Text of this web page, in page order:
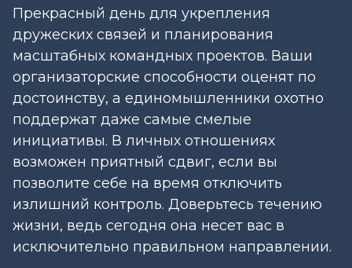
Прекрасный день для укрепления
дружеских связей и планирования
масштабных командных проектов. Ваши
организаторские способности оценят по
достоинству, а единомышленники охотно
поддержат даже самые смелые
инициативы. В личных отношениях
возможен приятный сдвиг, если вы
позволите себе на время отключить
излишний контроль. Доверьтесь течению
жизни, ведь сегодня она несет вас в
исключительно правильном направлении.